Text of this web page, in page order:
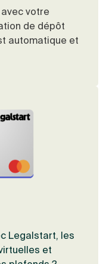
votre
de dépôt
automatique et
Legalstart, les
et